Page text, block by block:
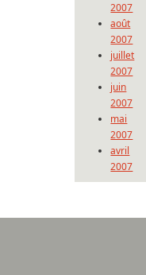
2007
août
2007
juillet
2007
juin
2007
mai
2007
avril
2007